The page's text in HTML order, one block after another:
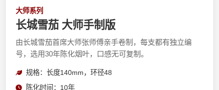
大师系列
长城雪茄 大师手制版
由长城雪茄首席大师张师傅亲手卷制，每支都有独立编
号，选用30年陈化烟叶，口感无可复制。
规格：长度140mm，环径48
陈化时间：10年